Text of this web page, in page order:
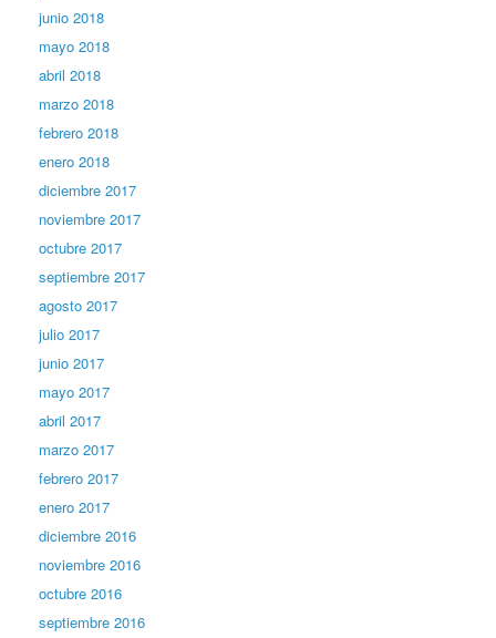
junio 2018
mayo 2018
abril 2018
marzo 2018
febrero 2018
enero 2018
diciembre 2017
noviembre 2017
octubre 2017
septiembre 2017
agosto 2017
julio 2017
junio 2017
mayo 2017
abril 2017
marzo 2017
febrero 2017
enero 2017
diciembre 2016
noviembre 2016
octubre 2016
septiembre 2016